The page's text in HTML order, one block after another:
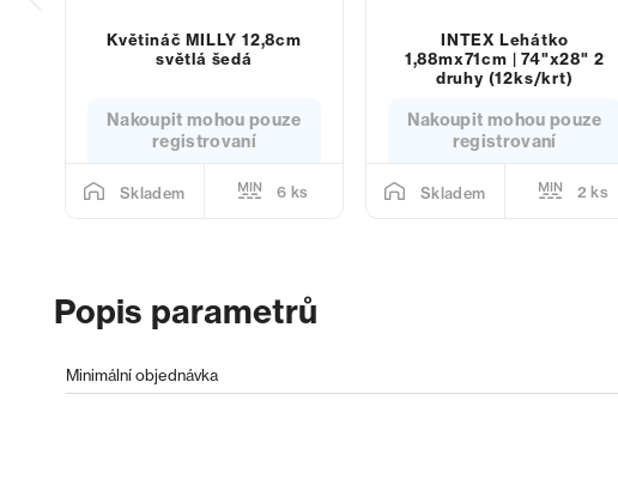
Květináč MILLY 12,8cm
světlá šedá
Nakoupit mohou pouze
registrovaní
Skladem 6 ks
INTEX Lehátko
1,88mx71cm | 74"x28" 2
druhy (12ks/krt)
Nakoupit mohou pouze
registrovaní
Skladem 2 ks
Popis parametrů
Minimální objednávka